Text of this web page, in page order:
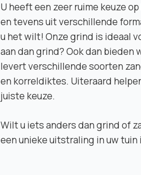
U heeft een zeer ruime keuze
en tevens uit verschillende
u het wilt! Onze grind is ideaal
aan dan grind? Ook dan
levert verschillende soorten
en korreldiktes. Uiteraard
juiste keuze.
Wilt u iets anders dan grind of
een unieke uitstraling in uw